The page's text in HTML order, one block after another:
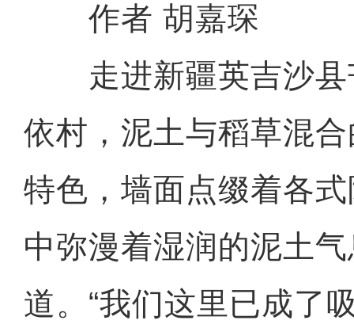
作者 胡嘉琛
走进新疆英吉沙县
依村，泥土与稻草混
特色，墙面点缀着各
中弥漫着湿润的泥土
道。“我们这里已成了